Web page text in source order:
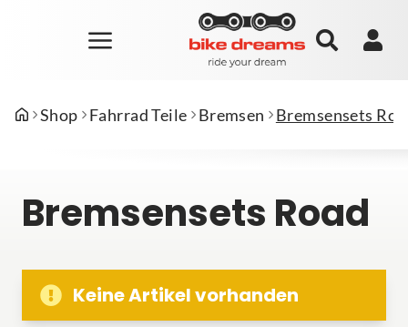
Shop Fahrrad Teile Bremsen Bremsensets
Bremsensets Road
Keine Artikel vorhanden